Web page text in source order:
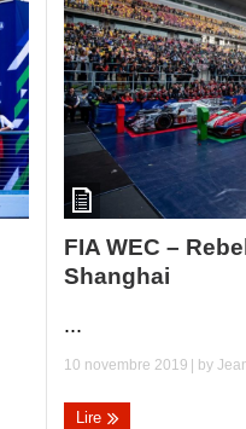
FIA WEC –
Shanghai
...
10 novembre 2019 | by
Lire